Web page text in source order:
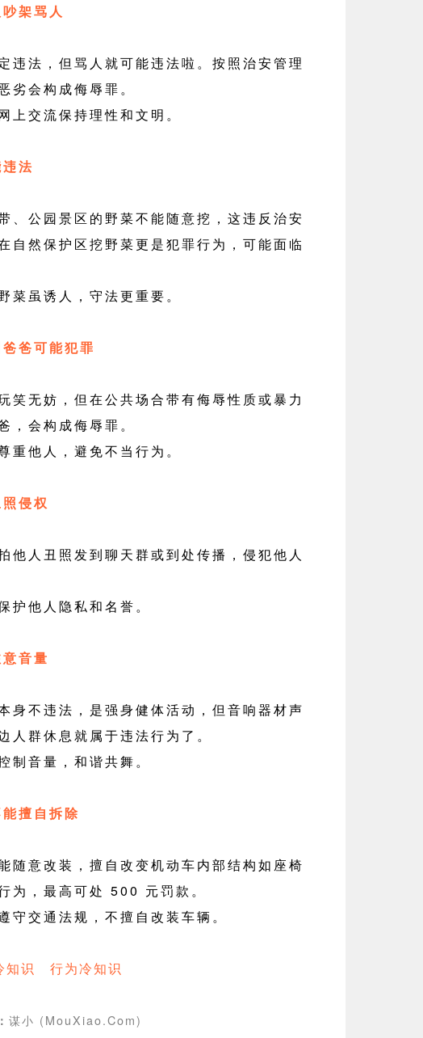
架骂人
法，但骂人就可能违法啦。按照治安管理
劣会构成侮辱罪。
上交流保持理性和文明。
法
公园景区的野菜不能随意挖，这违反治安
自然保护区挖野菜更是犯罪行为，可能面临
菜虽诱人，守法更重要。
爸可能犯罪
无妨，但在公共场合带有侮辱性质或暴力
，会构成侮辱罪。
重他人，避免不当行为。
侵权
人丑照发到聊天群或到处传播，侵犯他人
护他人隐私和名誉。
音量
不违法，是强身健体活动，但音响器材声
人群休息就属于违法行为了。
制音量，和谐共舞。
擅自拆除
意改装，擅自改变机动车内部结构如座椅
为，最高可处 500 元罚款。
守交通法规，不擅自改装车辆。
知识 行为冷知识
谋小 (MouXiao.Com)